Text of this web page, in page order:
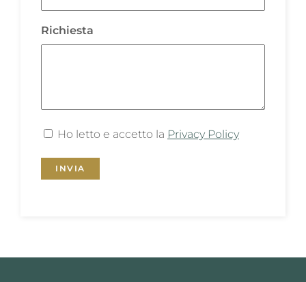
Richiesta
Consenso
Ho letto e accetto la Privacy Policy